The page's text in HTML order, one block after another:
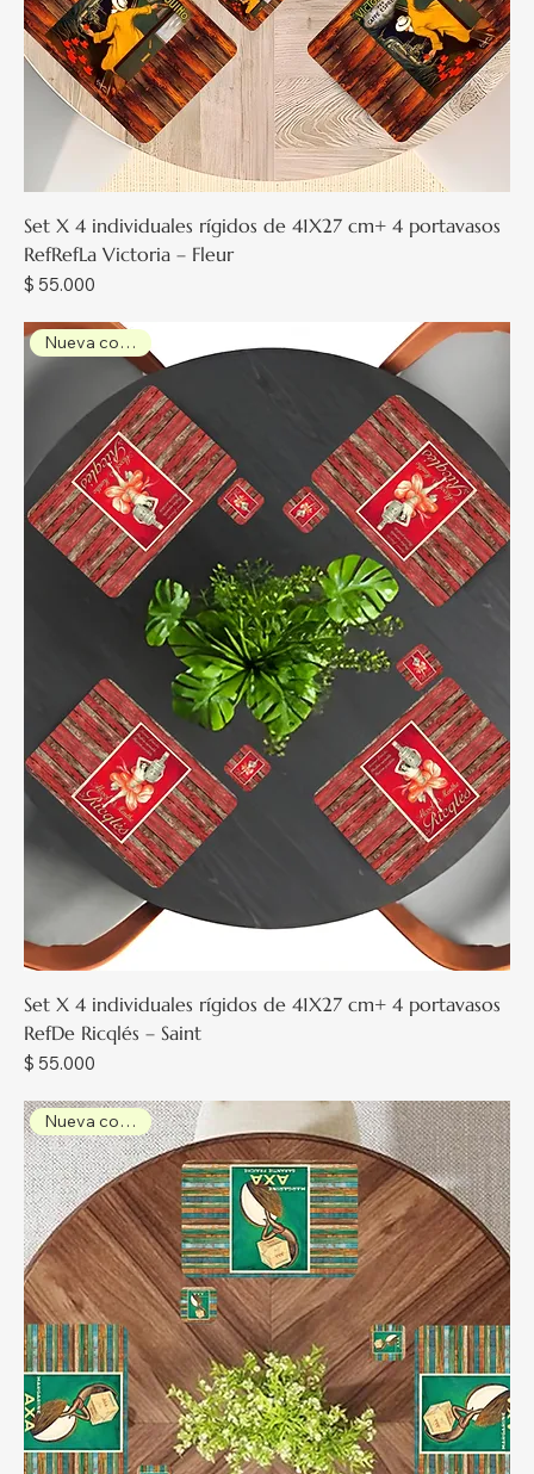
Set X 4 individuales rígidos de 41X27 cm+ 4 portavasos
RefRefLa Victoria – Fleur
Precio
$ 55.000
Nueva colección
Set X 4 individuales rígidos de 41X27 cm+ 4 portavasos
RefDe Ricqlés – Saint
Precio
$ 55.000
Nueva colección